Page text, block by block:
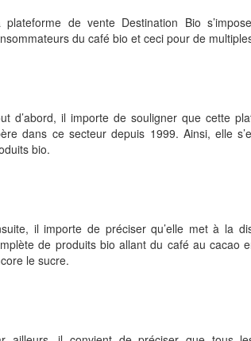
plateforme de vente Destination Bio
du café bio et ceci pour de
d’abord, il importe de souligner que cette
dans ce secteur depuis 1999. Ainsi, elle
bio.
il importe de préciser qu’elle met à la
de produits bio allant du café au cacao
le sucre.